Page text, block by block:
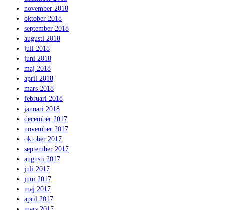
november 2018
oktober 2018
september 2018
augusti 2018
juli 2018
juni 2018
maj 2018
april 2018
mars 2018
februari 2018
januari 2018
december 2017
november 2017
oktober 2017
september 2017
augusti 2017
juli 2017
juni 2017
maj 2017
april 2017